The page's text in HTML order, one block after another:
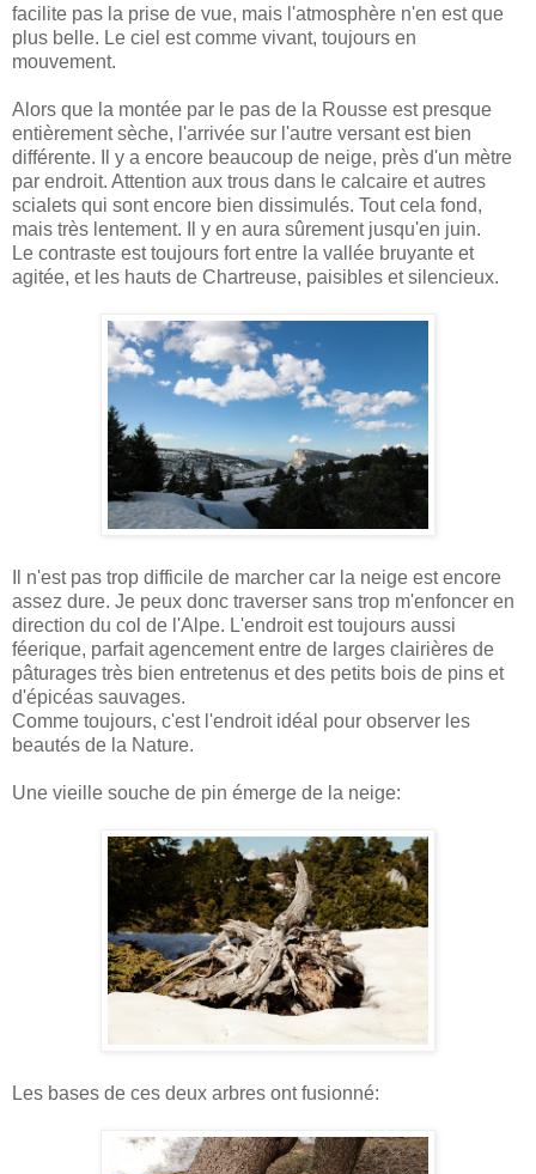
facilite pas la prise de vue, mais l'atmosphère n'en est que
plus belle. Le ciel est comme vivant, toujours en
mouvement.
Alors que la montée par le pas de la Rousse est presque
entièrement sèche, l'arrivée sur l'autre versant est bien
différente. Il y a encore beaucoup de neige, près d'un mètre
par endroit. Attention aux trous dans le calcaire et autres
scialets qui sont encore bien dissimulés. Tout cela fond,
mais très lentement. Il y en aura sûrement jusqu'en juin.
Le contraste est toujours fort entre la vallée bruyante et
agitée, et les hauts de Chartreuse, paisibles et silencieux.
Il n'est pas trop difficile de marcher car la neige est encore
assez dure. Je peux donc traverser sans trop m'enfoncer en
direction du col de l'Alpe. L'endroit est toujours aussi
féerique, parfait agencement entre de larges clairières de
pâturages très bien entretenus et des petits bois de pins et
d'épicéas sauvages.
Comme toujours, c'est l'endroit idéal pour observer les
beautés de la Nature.
Une vieille souche de pin émerge de la neige:
Les bases de ces deux arbres ont fusionné: